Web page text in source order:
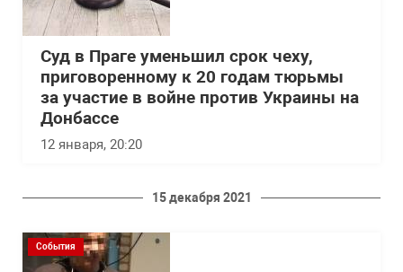
Суд в Праге уменьшил срок чеху,
приговоренному к 20 годам тюрьмы
за участие в войне против Украины на
Донбассе
12 января, 20:20
15 декабря 2021
События